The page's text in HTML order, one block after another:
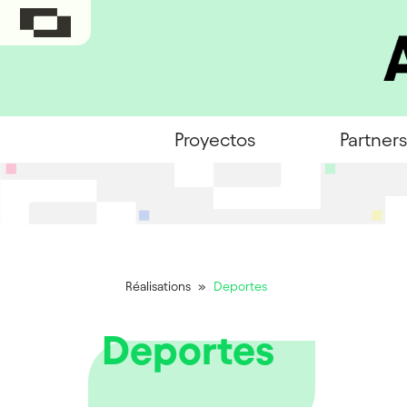
Proyectos Partners
Réalisations » Deportes
Deportes